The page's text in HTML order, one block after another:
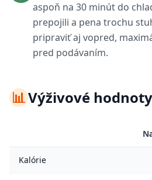
aspoň na 30 minút do
prepojili a pena trochu
pripraviť aj vopred,
pred podávaním.
📊Výživové
Kalórie